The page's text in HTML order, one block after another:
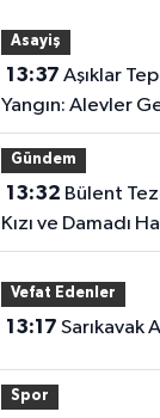
Asayiş
13:37
Yangın: Alevler
Gündem
13:32
Kızı ve Damadı
Vefat Edenler
13:17 Sarıkavak
Spor